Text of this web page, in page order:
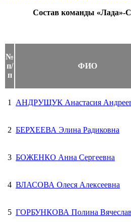
Состав команды
№
п/
п
ФИО
1 АНДРУЩУК Анастасия
2 БЕРХЕЕВА Элина Радиковна
3 БОЖЕНКО Анна Сергеевна
4 ВЛАСОВА Олеся Алексеевна
5 ГОРБУНКОВА Полина